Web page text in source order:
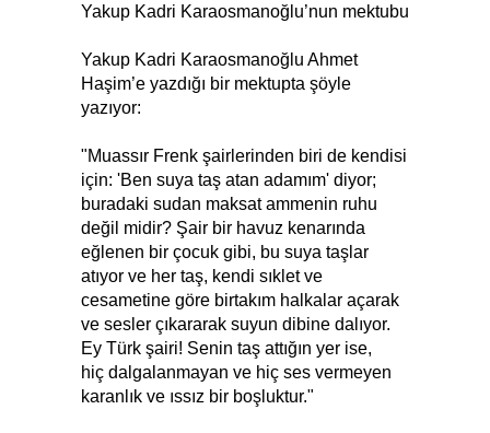
Yakup Kadri Karaosmanoğlu’nun mektubu
Yakup Kadri Karaosmanoğlu Ahmet
Haşim’e yazdığı bir mektupta şöyle
yazıyor:
"Muassır Frenk şairlerinden biri de kendisi
için: 'Ben suya taş atan adamım' diyor;
buradaki sudan maksat ammenin ruhu
değil midir? Şair bir havuz kenarında
eğlenen bir çocuk gibi, bu suya taşlar
atıyor ve her taş, kendi sıklet ve
cesametine göre birtakım halkalar açarak
ve sesler çıkararak suyun dibine dalıyor.
Ey Türk şairi! Senin taş attığın yer ise,
hiç dalgalanmayan ve hiç ses vermeyen
karanlık ve ıssız bir boşluktur."